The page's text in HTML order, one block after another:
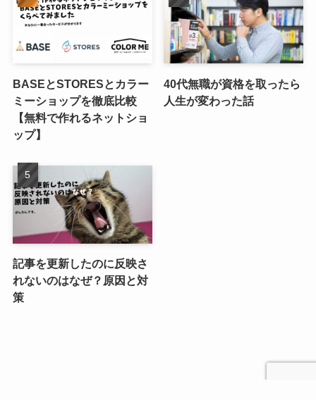
BASEとSTORESとカラー
ミーショップを徹底比較
【無料で作れるネットショ
ップ】
40代無職が資格を取ったら
人生が変わった話
記事を更新したのに反映さ
れないのはなぜ？原因と対
策